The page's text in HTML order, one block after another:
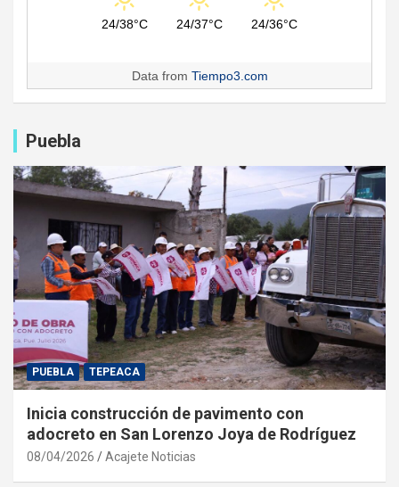
24/38°C 24/37°C 24/36°C
Data from Tiempo3.com
Puebla
PUEBLA TEPEACA
Inicia construcción de pavimento con
adocreto en San Lorenzo Joya de Rodríguez
08/04/2026 Acajete Noticias